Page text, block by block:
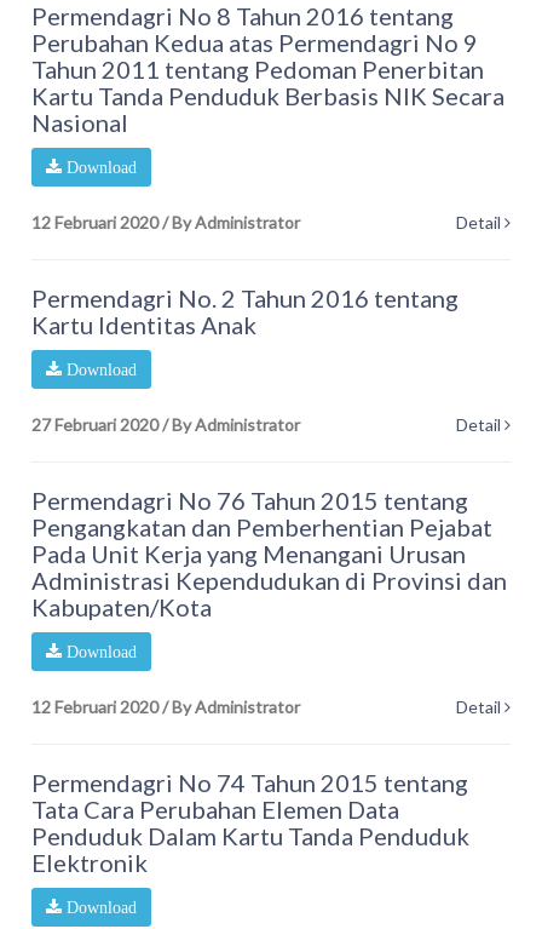
Permendagri No 8 Tahun 2016 tentang
Perubahan Kedua atas Permendagri No 9
Tahun 2011 tentang Pedoman Penerbitan
Kartu Tanda Penduduk Berbasis NIK Secara
Nasional
Download
12 Februari 2020/By Administrator Detail
Permendagri No. 2 Tahun 2016 tentang
Kartu Identitas Anak
Download
27 Februari 2020/By Administrator Detail
Permendagri No 76 Tahun 2015 tentang
Pengangkatan dan Pemberhentian Pejabat
Pada Unit Kerja yang Menangani Urusan
Administrasi Kependudukan di Provinsi dan
Kabupaten/Kota
Download
12 Februari 2020/By Administrator Detail
Permendagri No 74 Tahun 2015 tentang
Tata Cara Perubahan Elemen Data
Penduduk Dalam Kartu Tanda Penduduk
Elektronik
Download